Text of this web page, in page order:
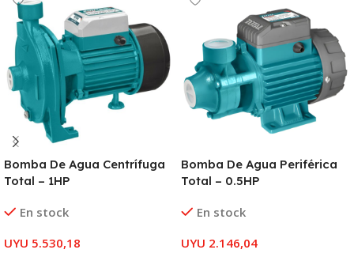
Bomba De Agua Centrífuga
Total – 1HP
En stock
UYU 5.530,18
Bomba De Agua Periférica
Total – 0.5HP
En stock
UYU 2.146,04